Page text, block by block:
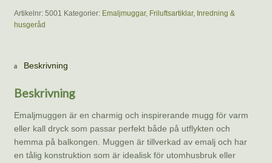
Artikelnr: 5001 Kategorier: Emaljmuggar, Friluftsartiklar, Inredning &
husgeråd
Beskrivning
Beskrivning
Emaljmuggen är en charmig och inspirerande mugg för varm
eller kall dryck som passar perfekt både på utflykten och
hemma på balkongen. Muggen är tillverkad av emalj och har
en tålig konstruktion som är idealisk för utomhusbruk eller